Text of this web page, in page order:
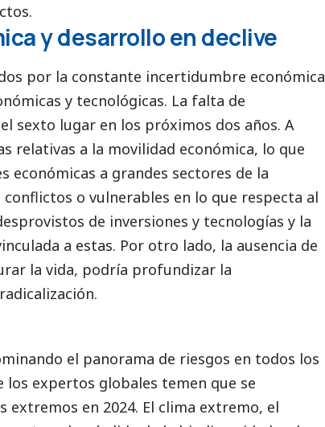
y desarrollo en declive
por la constante incertidumbre económica
y tecnológicas. La falta de
sexto lugar en los próximos dos años. A
relativas a la movilidad económica, lo que
económicas a grandes sectores de la
o vulnerables en lo que respecta al
de inversiones y tecnologías y la
a estas. Por otro lado, la ausencia de
la vida, podría profundizar la
el panorama de riesgos en todos los
expertos globales temen que se
en 2024. El clima extremo, el